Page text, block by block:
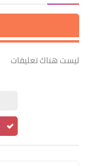
ليست هناك تعليقات